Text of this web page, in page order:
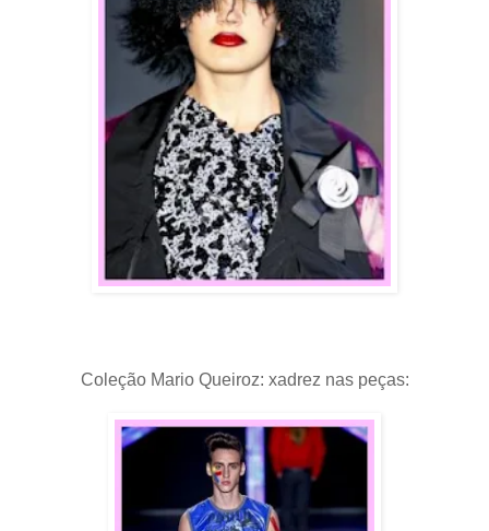
Coleção Mario Queiroz: xadrez nas peças: